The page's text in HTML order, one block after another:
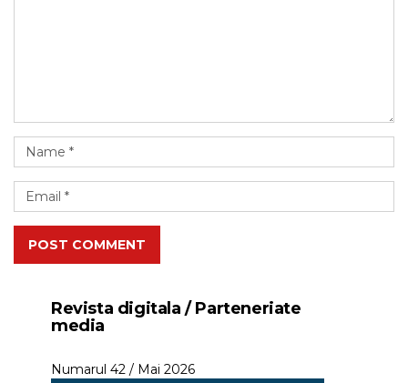
POST COMMENT
Revista digitala / Parteneriate
media
Numarul 42 / Mai 2026